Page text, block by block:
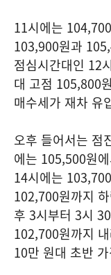
11시에는
103,900원과
점심시간대인 12
대 고점 105,800
매수세가 재차 유
오후 들어서는 점
에는 105,500원
14시에는
102,700원까지
후 3시부터 3시
102,700원까지
10만 원대 초반